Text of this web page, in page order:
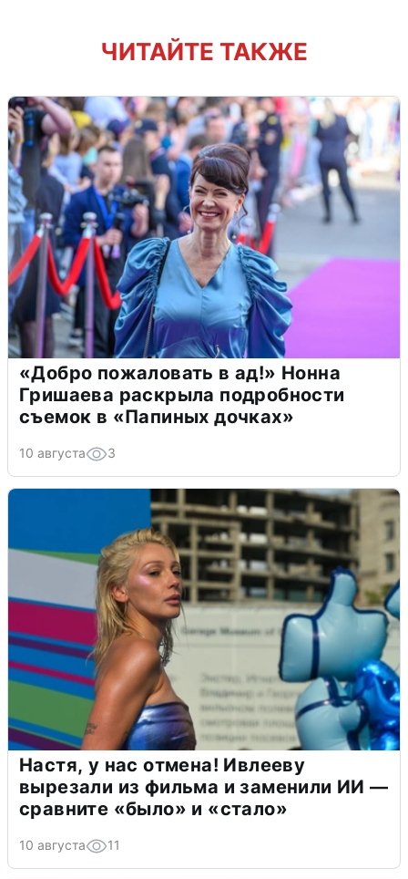
ЧИТАЙТЕ ТАКЖЕ
«Добро пожаловать в ад!» Нонна
Гришаева раскрыла подробности
съемок в «Папиных дочках»
10 августа 3
Настя, у нас отмена! Ивлееву
вырезали из фильма и заменили ИИ —
сравните «было» и «стало»
10 августа 11